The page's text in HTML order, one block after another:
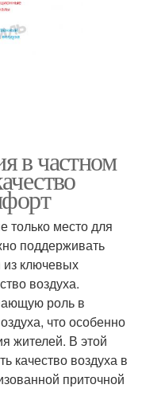
в частном
только место для
поддерживать
ключевых
воздуха.
роль в
что особенно
жителей. В этой
качество воздуха в
приточной